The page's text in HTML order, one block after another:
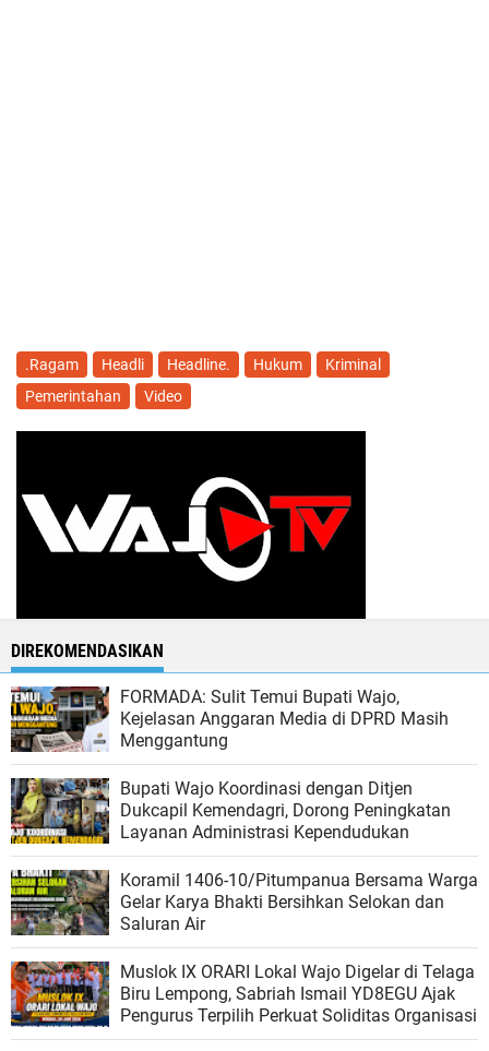
.Ragam Headli Headline. Hukum
Kriminal
Pemerintahan
Video
DIREKOMENDASIKAN
FORMADA: Sulit Temui Bupati Wajo,
Kejelasan Anggaran Media di DPRD Masih
Menggantung
Bupati Wajo Koordinasi dengan Ditjen
Dukcapil Kemendagri, Dorong Peningkatan
Layanan Administrasi Kependudukan
Koramil 1406-10/Pitumpanua Bersama Warga
Gelar Karya Bhakti Bersihkan Selokan dan
Saluran Air
Muslok IX ORARI Lokal Wajo Digelar di Telaga
Biru Lempong, Sabriah Ismail YD8EGU Ajak
Pengurus Terpilih Perkuat Soliditas Organisasi